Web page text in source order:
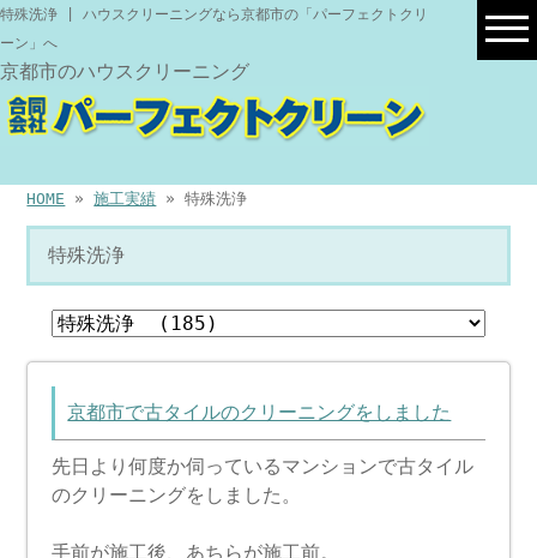
特殊洗浄 | ハウスクリーニングなら京都市の「パーフェクトクリ
ーン」へ
京都市のハウスクリーニング
HOME »施工実績 » 特殊洗浄
特殊洗浄
京都市で古タイルのクリーニングをしました
先日より何度か伺っているマンションで古タイル
のクリーニングをしました。
手前が施工後、あちらが施工前。